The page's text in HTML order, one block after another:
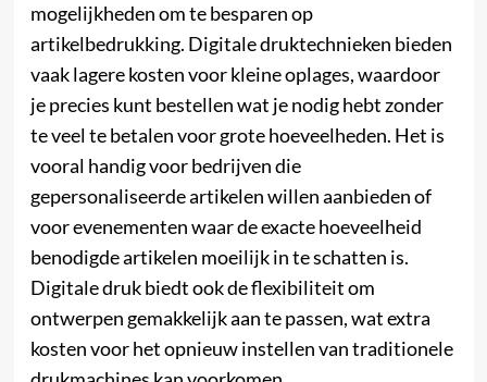
mogelijkheden om te besparen op
artikelbedrukking. Digitale druktechnieken bieden
vaak lagere kosten voor kleine oplages, waardoor
je precies kunt bestellen wat je nodig hebt zonder
te veel te betalen voor grote hoeveelheden. Het is
vooral handig voor bedrijven die
gepersonaliseerde artikelen willen aanbieden of
voor evenementen waar de exacte hoeveelheid
benodigde artikelen moeilijk in te schatten is.
Digitale druk biedt ook de flexibiliteit om
ontwerpen gemakkelijk aan te passen, wat extra
kosten voor het opnieuw instellen van traditionele